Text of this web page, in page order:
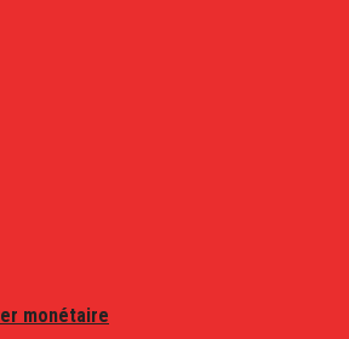
monétaire